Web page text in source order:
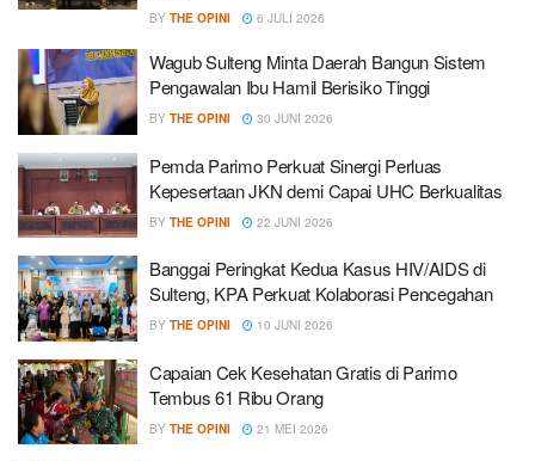
BY THE OPINI 6 JULI 2026
Wagub Sulteng Minta Daerah Bangun Sistem
Pengawalan Ibu Hamil Berisiko Tinggi
BY THE OPINI 30 JUNI 2026
Pemda Parimo Perkuat Sinergi Perluas
Kepesertaan JKN demi Capai UHC Berkualitas
BY THE OPINI 22 JUNI 2026
Banggai Peringkat Kedua Kasus HIV/AIDS di
Sulteng, KPA Perkuat Kolaborasi Pencegahan
BY THE OPINI 10 JUNI 2026
Capaian Cek Kesehatan Gratis di Parimo
Tembus 61 Ribu Orang
BY THE OPINI 21 MEI 2026